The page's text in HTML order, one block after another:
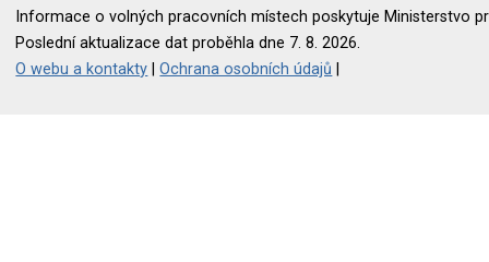
Informace o volných pracovních místech poskytuje Ministerstvo
Poslední aktualizace dat proběhla dne 7. 8. 2026.
O webu a kontakty |Ochrana osobních údajů